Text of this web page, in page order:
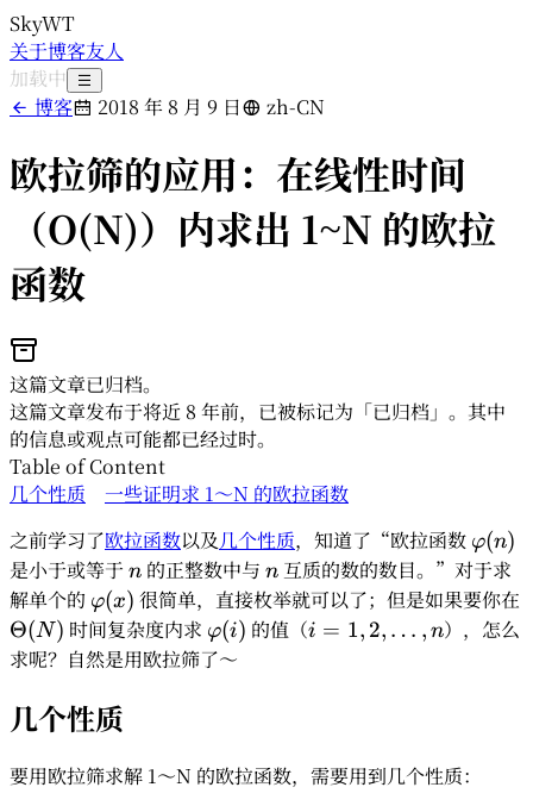
SkyWT
关于博客友人
加载中
博客
2018 年 8 月 9 日 zh-CN
欧拉筛的应用：在线性时间
（O(N)）内求出 1~N 的欧拉
函数
这篇文章已归档。
这篇文章发布于将近 8 年前，已被标记为「已归档」。其中
的信息或观点可能都已经过时。
Table of Content
几个性质
一些证明求 1～N 的欧拉函数
之前学习了欧拉函数以及几个性质，知道了“欧拉函数 φ(n)
是小于或等于 n
n 的正整数中与 n
n 互质的数的数目。”对于求
解单个的 \varphi(x)
φ(x) 很简单，直接枚举就可以了；但是如果要你在
\Theta
(N)
Θ(N) 时间复杂度内求 \varphi(i)
φ(i) 的值（i=1,2,\dots,n
i = 1, 2, … , n），怎么
求呢？自然是用欧拉筛了～
几个性质
要用欧拉筛求解 1～N 的欧拉函数，需要用到几个性质：